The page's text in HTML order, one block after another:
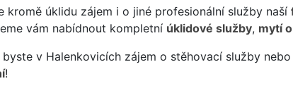
kromě úklidu zájem i o jiné profesionální služby naší
vám nabídnout kompletní úklidové služby, mytí
byste v Halenkovicích zájem o stěhovací služby
!